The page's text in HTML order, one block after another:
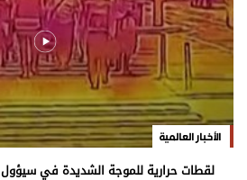
الأخبار العالمية
لقطات حرارية للموجة الشديدة في سيؤول